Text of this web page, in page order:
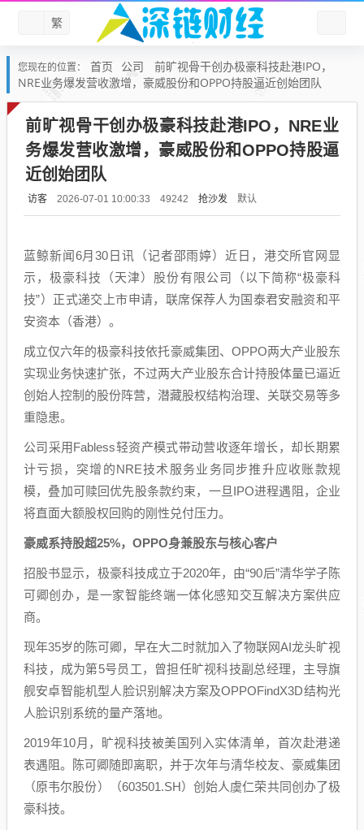
繁
您现在的位置： 首页 公司
前旷视骨干创办极豪科技赴港IPO，
NRE业务爆发营收激增，豪威股份和OPPO持股逼近创始团队
前旷视骨干创办极豪科技赴港IPO，NRE业
务爆发营收激增，豪威股份和OPPO持股逼
近创始团队
访客 2026-07-01 10:00:33 49242 抢沙发 默认
蓝鲸新闻6月30日讯（记者邵雨婷）近日，港交所官网显
示，极豪科技（天津）股份有限公司（以下简称“极豪科
技”）正式递交上市申请，联席保荐人为国泰君安融资和平
安资本（香港）。
成立仅六年的极豪科技依托豪威集团、OPPO两大产业股东
实现业务快速扩张，不过两大产业股东合计持股体量已逼近
创始人控制的股份阵营，潜藏股权结构治理、关联交易等多
重隐患。
公司采用Fabless轻资产模式带动营收逐年增长，却长期累
计亏损，突增的NRE技术服务业务同步推升应收账款规
模，叠加可赎回优先股条款约束，一旦IPO进程遇阻，企业
将直面大额股权回购的刚性兑付压力。
豪威系持股超25%，OPPO身兼股东与核心客户
招股书显示，极豪科技成立于2020年，由“90后”清华学子陈
可卿创办，是一家智能终端一体化感知交互解决方案供应
商。
现年35岁的陈可卿，早在大二时就加入了物联网AI龙头旷视
科技，成为第5号员工，曾担任旷视科技副总经理，主导旗
舰安卓智能机型人脸识别解决方案及OPPOFindX3D结构光
人脸识别系统的量产落地。
2019年10月，旷视科技被美国列入实体清单，首次赴港递
表遇阻。陈可卿随即离职，并于次年与清华校友、豪威集团
（原韦尔股份）（603501.SH）创始人虞仁荣共同创办了极
豪科技。